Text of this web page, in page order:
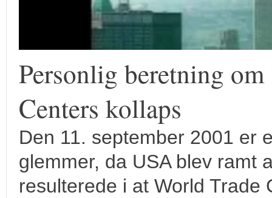
Personlig beretning
Centers kollaps
Den 11. september 2001 er
glemmer, da USA blev ramt
resulterede i at World Trade